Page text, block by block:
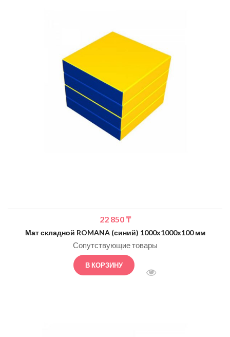
22 850₸
Мат складной ROMANA (синий) 1000х1000х100 мм
Сопутствующие товары
В КОРЗИНУ